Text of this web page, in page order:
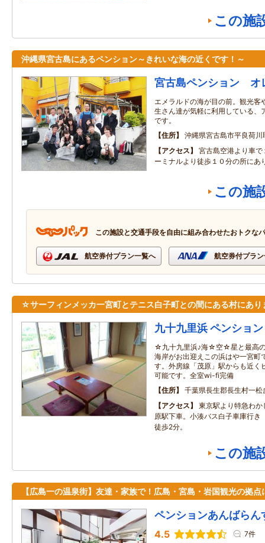
この施
沖縄県宮古島にあるペンション～きれいな海の近くです！～
宮古島ペンション オ
エメラルドの海が目の前。観光客
生さん達が気軽に利用している、
です。
住所
沖縄県宮古島市平良荷
アクセス
宮古島空港より車
ーミナルより徒歩１０分の所にあ
この施
この施設と交通手段を自由に組み合わせたおトクな
航空券付プラン一覧へ 航空券付プラ
☆サーフィンメッカ一宮町とテニス白子町との間にある村にあり
九十九里浜 ペンショ
☆九十九里浜♪海☆空☆星と最高の
海岸がお出迎えこの浜はや一宮町
す。外房線「茂原」駅からも近く
可能です。全室wi-fi完備
住所
千葉県長生郡長生村一
アクセス
東京駅より特急わ
原駅下車。小湊バス白子車庫行き
徒歩2分。
この施
【広島一の温泉街】友達・家族で！広島・宮島・岩国観光の拠点
ペンションあんばらん
4.5 7件